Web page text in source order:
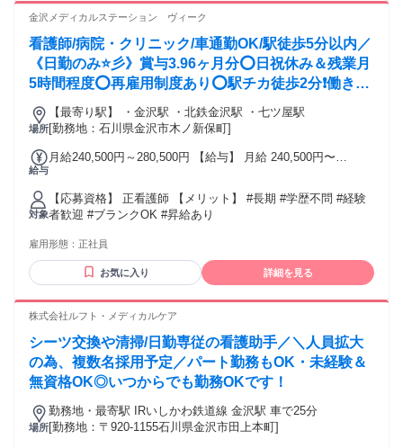
金沢メディカルステーション ヴィーク
看護師/病院・クリニック/車通勤OK/駅徒歩5分以内／
《日勤のみ⭐彡》賞与3.96ヶ月分⭕日祝休み＆残業月
5時間程度⭕再雇用制度あり⭕駅チカ徒歩2分❗️働きや
すさバツグンです✨
場所
【最寄り駅】 ・金沢駅 ・北鉄金沢駅 ・七ツ屋駅
[勤務地：石川県金沢市木ノ新保町]
給与
月給240,500円～280,500円 【給与】 月給 240,500円〜
対象
【応募資格】 正看護師 【メリット】 #長期 #学歴不問 #経験
者歓迎 #ブランクOK #昇給あり
雇用形態： 正社員
お気に入り 詳細を見る
株式会社ルフト・メディカルケア
シーツ交換や清掃/日勤専従の看護助手／＼人員拡大
の為、複数名採用予定／パート勤務もOK・未経験＆
無資格OK◎いつからでも勤務OKです！
場所
勤務地・最寄駅 IRいしかわ鉄道線 金沢駅 車で25分
[勤務地：〒920-1155石川県金沢市田上本町]